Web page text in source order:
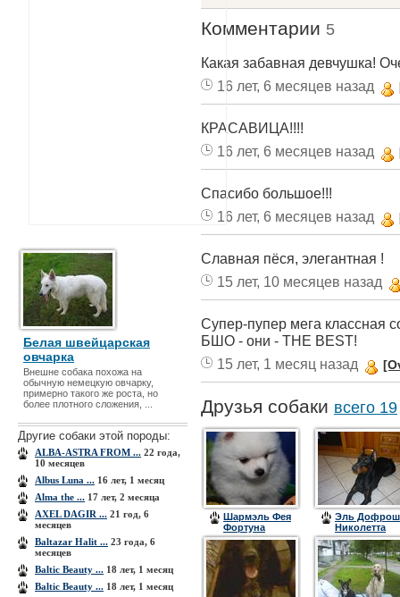
Белая швейцарская
овчарка
Внешне собака похожа на
обычную немецкую овчарку,
примерно такого же роста, но
более плотного сложения, ...
Другие собаки этой породы:
ALBA-ASTRA FROM ... 22 года,
10 месяцев
Albus Luna ... 16 лет, 1 месяц
Alma the ... 17 лет, 2 месяца
AXEL DAGIR ... 21 год, 6
месяцев
Baltazar Halit ... 23 года, 6
месяцев
Baltic Beauty ... 18 лет, 1 месяц
Baltic Beauty ... 18 лет, 1 месяц
Комментарии 5
Какая забавная девчушка!
16 лет, 6 месяцев назад
КРАСАВИЦА!!!!
16 лет, 6 месяцев назад
Спасибо большое!!!
16 лет, 6 месяцев назад
Славная пёся, элегантная !
15 лет, 10 месяцев назад
Супер-пупер мега классная
БШО - они - THE BEST!
15 лет, 1 месяц назад
Друзья собаки всего 19
Шармэль Фея
Фортуна
Эль
Николетта